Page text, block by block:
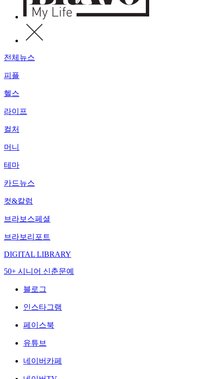
전체뉴스
피플
헬스
라이프
컬처
머니
테마
카드뉴스
컷&칼럼
브라보스페셜
브라보리포트
DIGITAL LIBRARY
50+ 시니어 신춘문예
블로그
인스타그램
페이스북
유튜브
네이버카페